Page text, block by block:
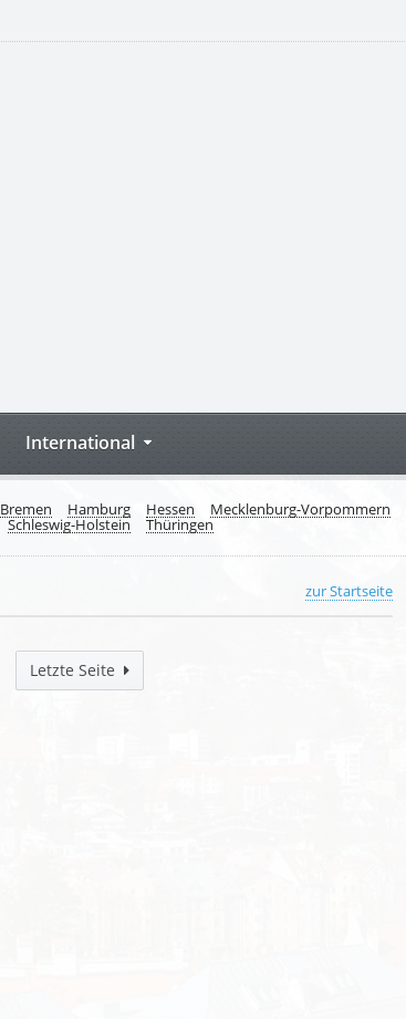
International
Bremen Hamburg Hessen Mecklenburg-Vorpommern
Schleswig-Holstein Thüringen
zur Startseite
Letzte Seite